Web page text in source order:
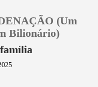
(Um
Bilionário)